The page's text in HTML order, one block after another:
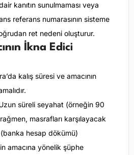
kanıtın sunulmaması veya
referans numarasının sisteme
ret nedeni oluşturur.
İkna Edici
kalış süresi ve amacının
süreli seyahat (örneğin 90
masrafları karşılayacak
hesap dökümü)
amacına yönelik şüphe